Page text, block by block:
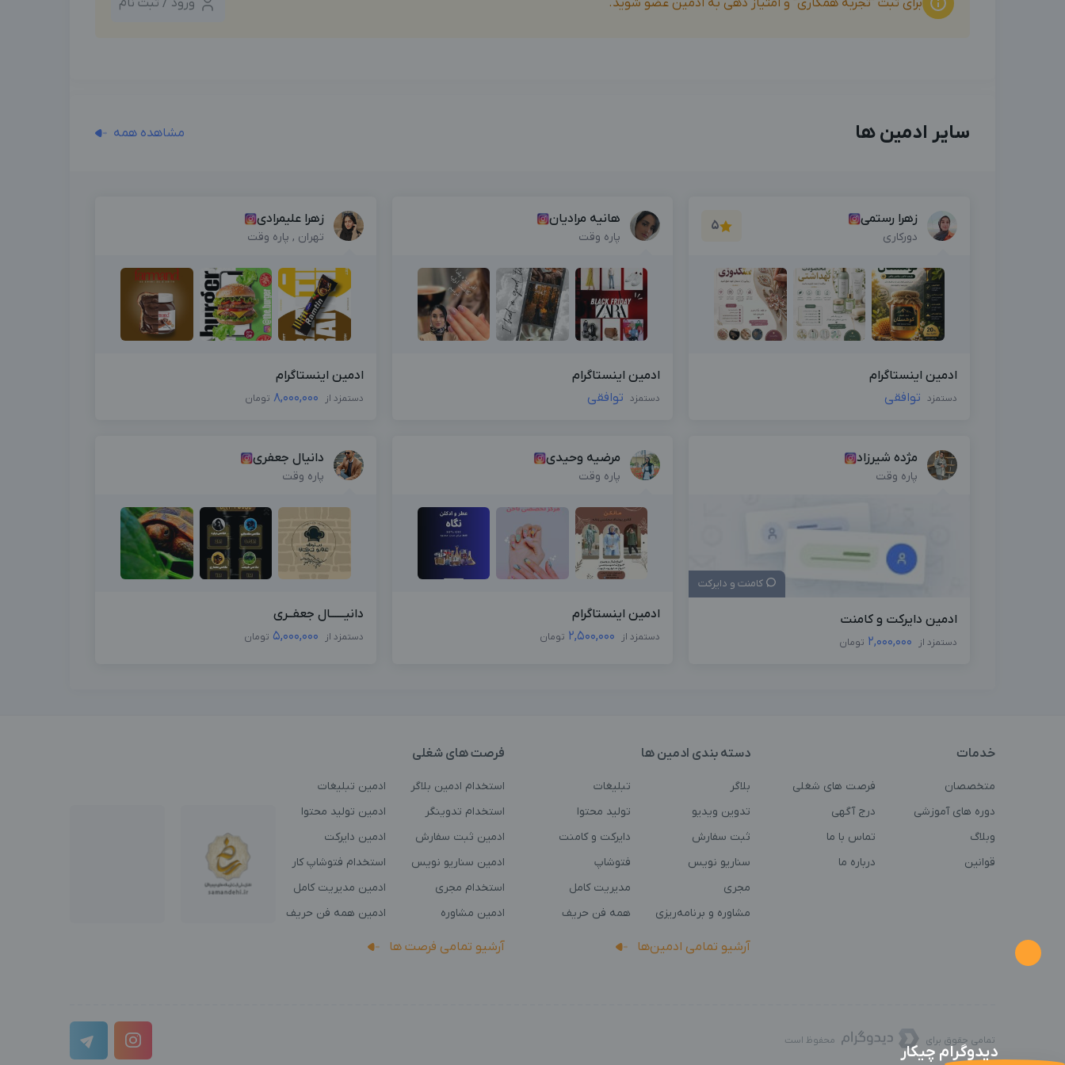
برای ثبت "تجربه همکاری" و امتیاز دهی به ادمین عضو شوید. ورود / ثبت نام
سایر ادمین ها مشاهده همه
زهرا رستمی
دورکاری
5
ادمین اینستاگرام
دستمزد توافقی
هانیه مرادیان
پاره وقت
ادمین اینستاگرام
دستمزد توافقی
زهرا علیمرادی
تهران , پاره وقت
ادمین اینستاگرام
دستمزد از 8,000,000 تومان
مژده شیرزاد
پاره وقت
کامنت و دایرکت
ادمین دایرکت و کامنت
دستمزد از 2,000,000 تومان
مرضیه وحیدی
پاره وقت
ادمین اینستاگرام
دستمزد از 2,500,000 تومان
دانیال جعفری
پاره وقت
دانیــــــال جعفــری
دستمزد از 5,000,000 تومان
خدمات
متخصصان
فرصت های شغلی
دوره های آموزشی
درج آگهی
وبلاگ
تماس با ما
قوانین
درباره ما
دسته بندی ادمین ها
بلاگر
تبلیغات
تدوین ویدیو
تولید محتوا
ثبت سفارش
دایرکت و کامنت
سناریو نویس
فتوشاپ
مجری
مدیریت کامل
مشاوره و برنامه‌ریزی
همه فن حریف
آرشیو تمامی ادمین‌ها
فرصت های شغلی
استخدام ادمین بلاگر
ادمین تبلیغات
استخدام تدوینگر
ادمین تولید محتوا
ادمین ثبت سفارش
ادمین دایرکت
ادمین سناریو نویس
استخدام فتوشاپ کار
استخدام مجری
ادمین مدیریت کامل
ادمین مشاوره
ادمین همه فن حریف
آرشیو تمامی فرصت ها
تمامی حقوق برای محفوظ است
دیدوگرام چیکار
بزرگترین پیج ادمینی